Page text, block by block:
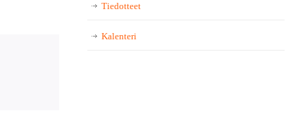
Tiedotteet
Kalenteri